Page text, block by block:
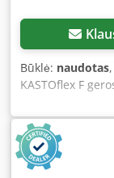
Būklė: naudotas
KASTOflex F
Galima
Metai: 2009
4800 x Aukštis
numetimas
Prispaudimas